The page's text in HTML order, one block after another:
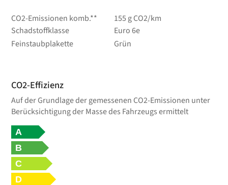
CO2-Emissionen komb.**
155 g CO2/km
Schadstoffklasse
Euro 6e
Feinstaubplakette
Grün
CO2-Effizienz
Auf der Grundlage der gemessenen CO2-Emissionen unter
Berücksichtigung der Masse des Fahrzeugs ermittelt
A
B
C
D